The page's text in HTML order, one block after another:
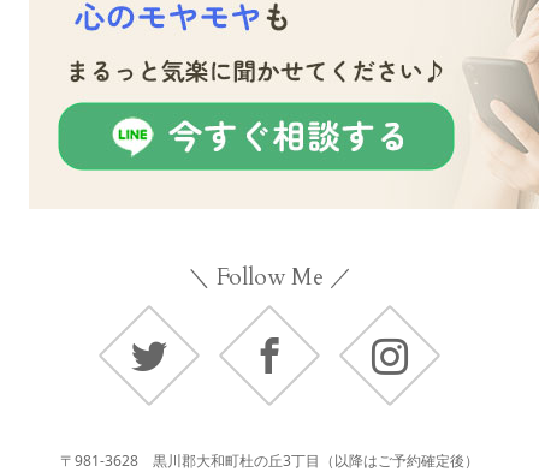
＼ Follow Me ／
Facebook Instagram
〒981-3628 黒川郡大和町杜の丘3丁目（以降はご予約確定後）